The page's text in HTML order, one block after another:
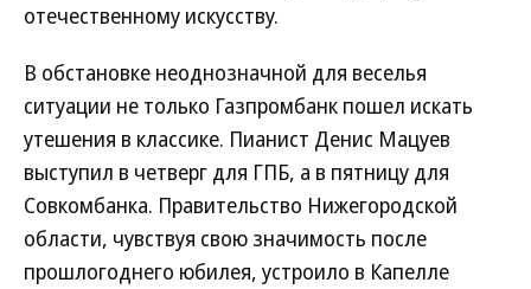
отечественному искусству.
В обстановке неоднозначной для веселья
ситуации не только Газпромбанк пошел искать
утешения в классике. Пианист Денис Мацуев
выступил в четверг для ГПБ, а в пятницу для
Совкомбанка. Правительство Нижегородской
области, чувствуя свою значимость после
прошлогоднего юбилея, устроило в Капелле